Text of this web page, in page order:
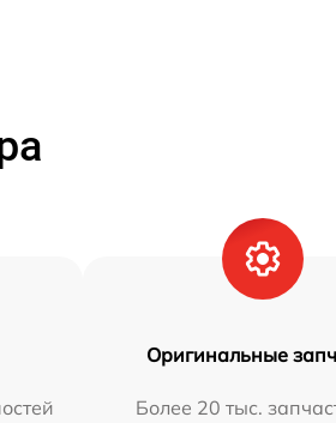
Оригинальные
Более 20 тыс.